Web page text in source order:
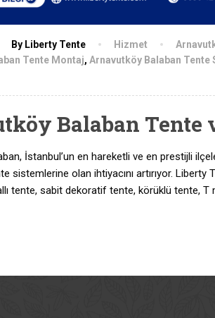
By Liberty Tente Hizmet
Tente Montaj, Arnavutköy Balaban Tente
Balaban Tente
İstanbul’un en hareketli ve en prestijli
sistemlerine olan ihtiyacını artırıyor.
tente, sabit dekoratif tente, körüklü tente,